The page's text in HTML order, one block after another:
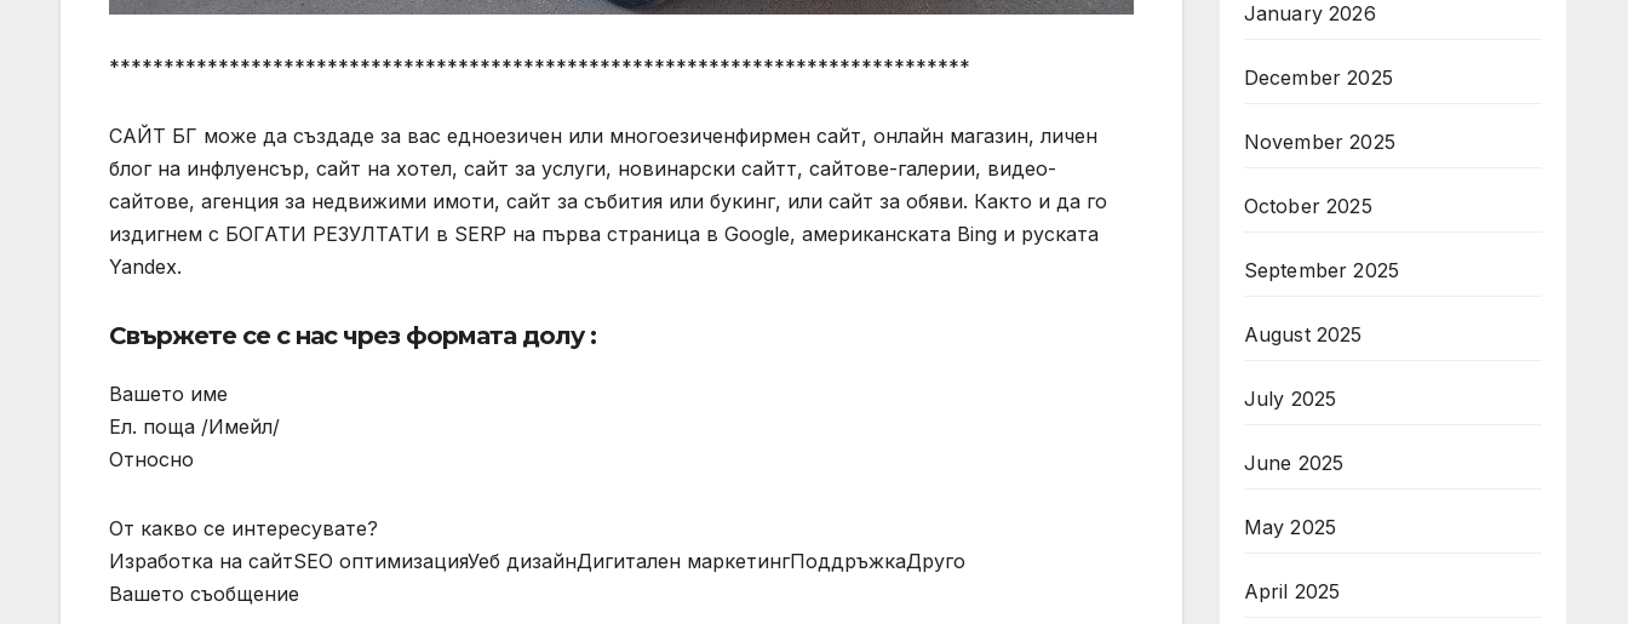
*******************************************************************************
САЙТ БГ може да създаде за вас едноезичен или многоезиченфирмен сайт, онлайн магазин, личен
блог на инфлуенсър, сайт на хотел, сайт за услуги, новинарски сайтт, сайтове-галерии, видео-
сайтове, агенция за недвижими имоти, сайт за събития или букинг, или сайт за обяви. Както и да го
издигнем с БОГАТИ РЕЗУЛТАТИ в SERP на първа страница в Google, американската Bing и руската
Yandex.
Свържете се с нас чрез формата долу :
Вашето име
Ел. поща /Имейл/
Относно
От какво се интересувате?
Изработка на сайтSEO оптимизацияУеб дизайнДигитален маркетингПоддръжкаДруго
Вашето съобщение
January 2026
December 2025
November 2025
October 2025
September 2025
August 2025
July 2025
June 2025
May 2025
April 2025